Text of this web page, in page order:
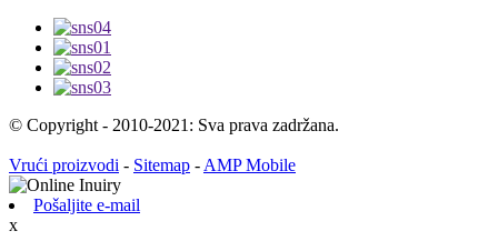
© Copyright - 2010-2021: Sva prava zadržana.
Vrući proizvodi - Sitemap - AMP Mobile
Pošaljite e-mail
x